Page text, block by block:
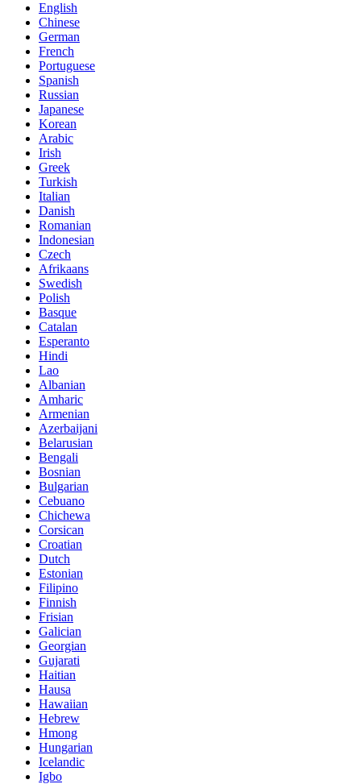
English
Chinese
German
French
Portuguese
Spanish
Russian
Japanese
Korean
Arabic
Irish
Greek
Turkish
Italian
Danish
Romanian
Indonesian
Czech
Afrikaans
Swedish
Polish
Basque
Catalan
Esperanto
Hindi
Lao
Albanian
Amharic
Armenian
Azerbaijani
Belarusian
Bengali
Bosnian
Bulgarian
Cebuano
Chichewa
Corsican
Croatian
Dutch
Estonian
Filipino
Finnish
Frisian
Galician
Georgian
Gujarati
Haitian
Hausa
Hawaiian
Hebrew
Hmong
Hungarian
Icelandic
Igbo